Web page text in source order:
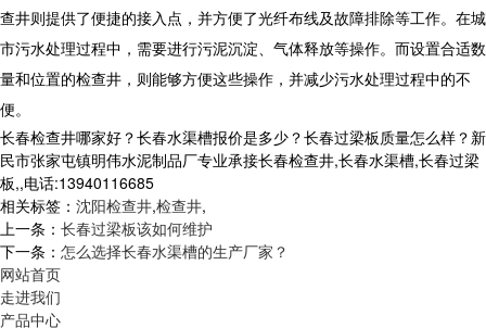
查井则提供了便捷的接入点，并方便了光纤布线及故障排除等工作。在城
市污水处理过程中，需要进行污泥沉淀、气体释放等操作。而设置合适数
量和位置的检查井，则能够方便这些操作，并减少污水处理过程中的不
便。
长春检查井哪家好？长春水渠槽报价是多少？长春过梁板质量怎么样？新
民市张家屯镇明伟水泥制品厂专业承接长春检查井,长春水渠槽,长春过梁
板,,电话:13940116685
相关标签： 沈阳检查井,检查井,
上一条： 长春过梁板该如何维护
下一条： 怎么选择长春水渠槽的生产厂家？
网站首页
走进我们
产品中心